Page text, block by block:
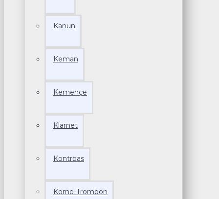
Kanun
Keman
Kemençe
Klarnet
Kontrbas
Korno-Trombon